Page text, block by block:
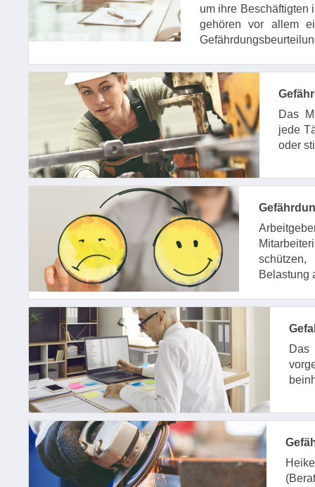
um ihre Beschäftigten
gehören vor allem
Das
jede
oder
schützen,
Belastung